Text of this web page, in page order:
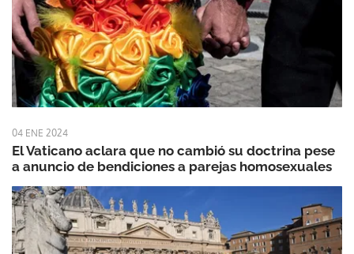
04 ENE 2024
El Vaticano aclara que no cambió su doctrina pese
a anuncio de bendiciones a parejas homosexuales